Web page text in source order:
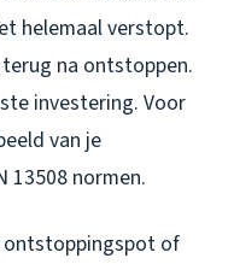
helemaal verstopt.
na ontstoppen.
investering. Voor
van je
13508 normen.
ontstoppingspot of